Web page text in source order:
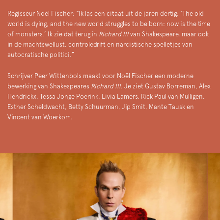
Regisseur Noël Fischer: “Ik las een citaat uit de jaren dertig: ‘The old
world is dying, and the new world struggles to be born: now is the time
of monsters.’ Ik zie dat terug in Richard IIIvan Shakespeare, maar ook
in de machtswellust, controledrift en narcistische spelletjes van
autocratische politici.”
Schrijver Peer Wittenbols maakt voor Noël Fischer een moderne
bewerking van Shakespeares Richard III. Je ziet Gustav Borreman, Alex
Hendrickx, Tessa Jonge Poerink, Livia Lamers, Rick Paul van Mulligen,
Esther Scheldwacht, Betty Schuurman, Jip Smit, Mante Tausk en
Vincent van Woerkom.